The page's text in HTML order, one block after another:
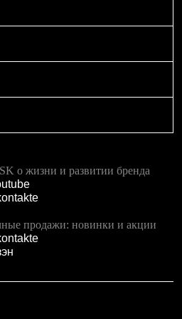
о жизни и развитии бренда
продажи: новинки и акции